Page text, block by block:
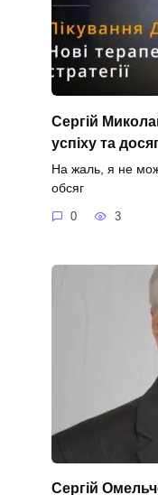
Сергій
успіху та
На жаль, я не
обсяг
0 3
Сергій